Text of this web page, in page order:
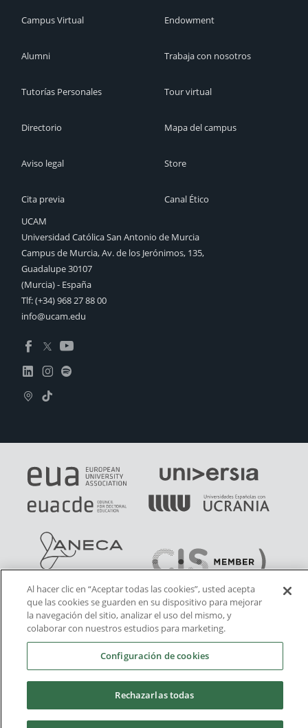
Campus Virtual
Alumni
Tutorías Personales
Directorio
Aviso legal
Cita previa
Endowment
Trabaja con nosotros
Tour virtual
Mapa del campus
Store
Canal Ético
UCAM
Universidad Católica San Antonio de Murcia
Campus de Murcia, Av. de los Jerónimos, 135,
Guadalupe 30107
(Murcia) - España
Tlf:(+34) 968 27 88 00
info@ucam.edu
Al hacer clic en “Aceptar todas las cookies”, usted acepta
que las cookies se guarden en su dispositivo para mejorar
la navegación del sitio, analizar el uso del mismo, y
colaborar con nuestros estudios para marketing.
Configuración de cookies
Rechazarlas todas